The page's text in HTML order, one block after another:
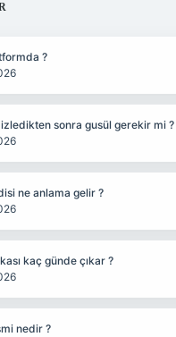
?
sonra gusül gerekir mi ?
ne anlama gelir ?
kaç günde çıkar ?
nedir ?